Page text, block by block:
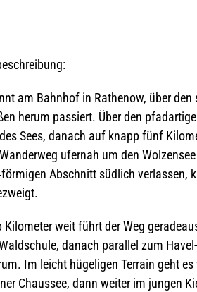
am Bahn­hof in Rathe­now, über
herum pas­siert. Über den
Sees, danach auf knapp fünf
ufer­nah um den
Abschnitt süd­lich ver­las­sen,
Kilo­me­ter weit führt der Weg
danach par­al­lel zum
Im leicht hüge­li­gen Ter­rain geht
Chaus­see, dann wei­ter im jun­gen